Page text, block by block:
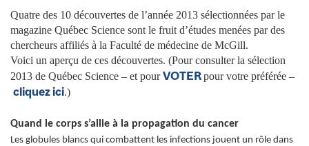
Quatre des 10 découvertes de l’année 2013 sélectionnées par le
magazine Québec Science sont le fruit d’études menées par des
chercheurs affiliés à la Faculté de médecine de McGill.
Voici un aperçu de ces découvertes. (Pour consulter la sélection
2013 de Québec Science – et pourVOTERpour votre préférée –
cliquezici.)
Quand le corps s’allie à la propagation du cancer
Les globules blancs qui combattent les infections jouent un rôle dans